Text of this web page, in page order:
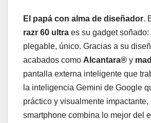
El papá con alma de diseñador.
razr 60 ultra es su gadget soñado:
plegable, único. Gracias a su
acabados como Alcantara® y
pantalla externa inteligente que
la inteligencia Gemini de Google
práctico y visualmente impactante,
smartphone combina lo mejor del